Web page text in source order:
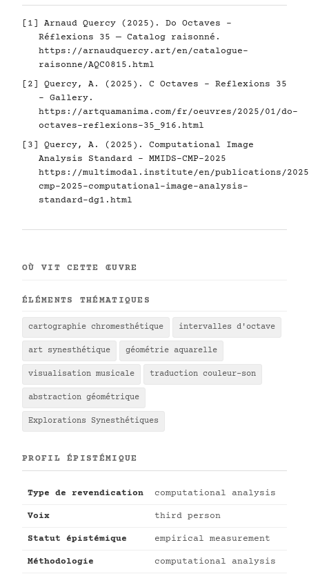
[1] Arnaud Quercy (2025). Do Octaves -
Réflexions 35 — Catalog raisonné.
https://arnaudquercy.art/en/catalogue-
raisonne/AQC0815.html
[2] Quercy, A. (2025). C Octaves - Reflexions 35
- Gallery.
https://artquamanima.com/fr/oeuvres/2025/01/do-
octaves-reflexions-35_916.html
[3] Quercy, A. (2025). Computational Image
Analysis Standard - MMIDS-CMP-2025
https://multimodal.institute/en/publications/2025/
cmp-2025-computational-image-analysis-
standard-dg1.html
OÙ VIT CETTE ŒUVRE
ÉLÉMENTS THÉMATIQUES
cartographie chromesthétique intervalles d'octave
art synesthétique géométrie aquarelle
visualisation musicale traduction couleur-son
abstraction géométrique
Explorations Synesthétiques
PROFIL ÉPISTÉMIQUE
Type de revendication computational analysis
Voix third person
Statut épistémique empirical measurement
Méthodologie computational analysis